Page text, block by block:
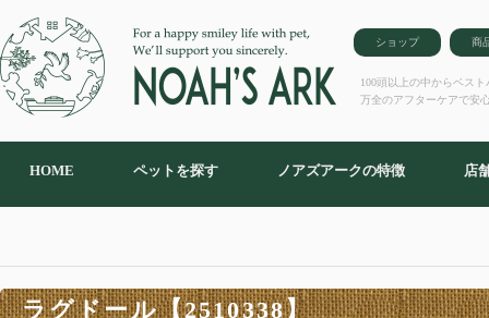
ショップ 商
100頭以上の中からベス
万全のアフターケアで安
HOME ペットを探す ノアズアークの特徴 店
ラグドール【2510338】